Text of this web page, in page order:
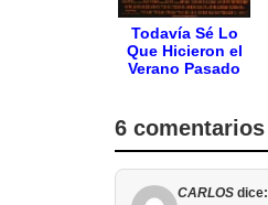
Todavía Sé Lo
Que Hicieron el
Verano Pasado
6 comentarios
CARLOS dice: